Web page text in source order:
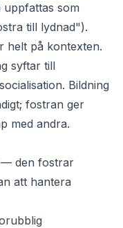
uppfattas som
till lydnad").
helt på kontexten.
syftar till
Bildning
fostran ger
med andra.
— den fostrar
att hantera